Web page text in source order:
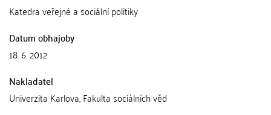
Katedra veřejné a sociální politiky
Datum obhajoby
18. 6. 2012
Nakladatel
Univerzita Karlova, Fakulta sociálních věd